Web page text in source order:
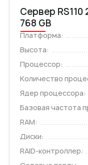
Сервер RS110
768 GB
Платформа:
Высота:
Процессор:
Количество
Ядер процессора:
Базовая частота
RAM:
Диски:
RAID-контроллер: